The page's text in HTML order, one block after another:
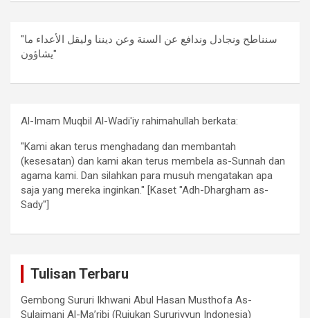
"سنناطح ونجادل وندافع عن السنة وعن ديننا وليقل الأعداء ما
يشاؤون"
Al-Imam Muqbil Al-Wadi'iy rahimahullah berkata:
"Kami akan terus menghadang dan membantah
(kesesatan) dan kami akan terus membela as-Sunnah dan
agama kami. Dan silahkan para musuh mengatakan apa
saja yang mereka inginkan." [Kaset "Adh-Dhargham as-
Sady"]
Tulisan Terbaru
Gembong Sururi Ikhwani Abul Hasan Musthofa As-
Sulaimani Al-Ma’ribi (Rujukan Sururiyyun Indonesia)